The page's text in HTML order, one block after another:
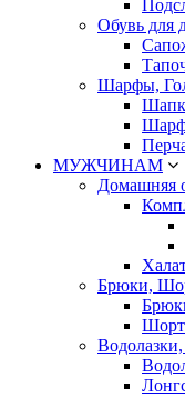
Обувь для
Шарфы,
МУЖЧИНАМ
Домашняя
Брюки,